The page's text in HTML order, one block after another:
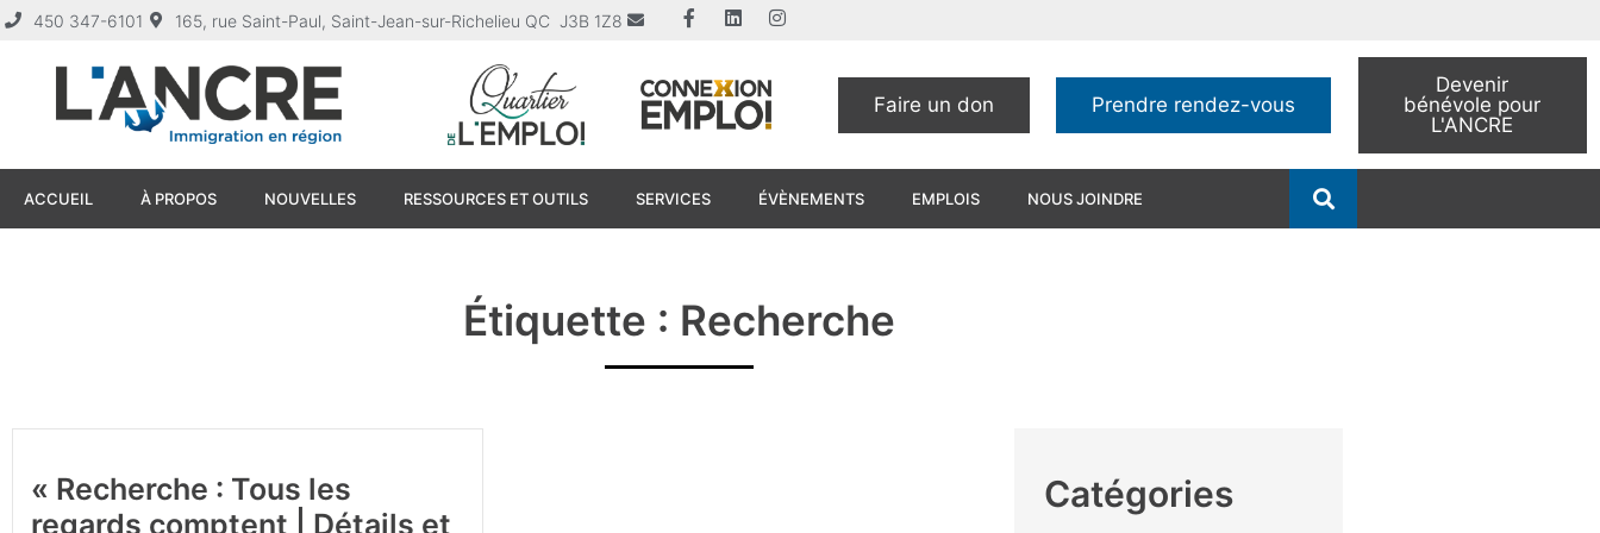
450 347-6101 165, rue Saint-Paul, Saint-Jean-sur-Richelieu QC J3B 1Z8
Faire un don Prendre rendez-vous
Devenir
bénévole pour
L'ANCRE
ACCUEIL À PROPOS NOUVELLES RESSOURCES ET OUTILS SERVICES ÉVÈNEMENTS EMPLOIS NOUS JOINDRE
Étiquette : Recherche
« Recherche : Tous les
regards comptent | Détails et
Catégories